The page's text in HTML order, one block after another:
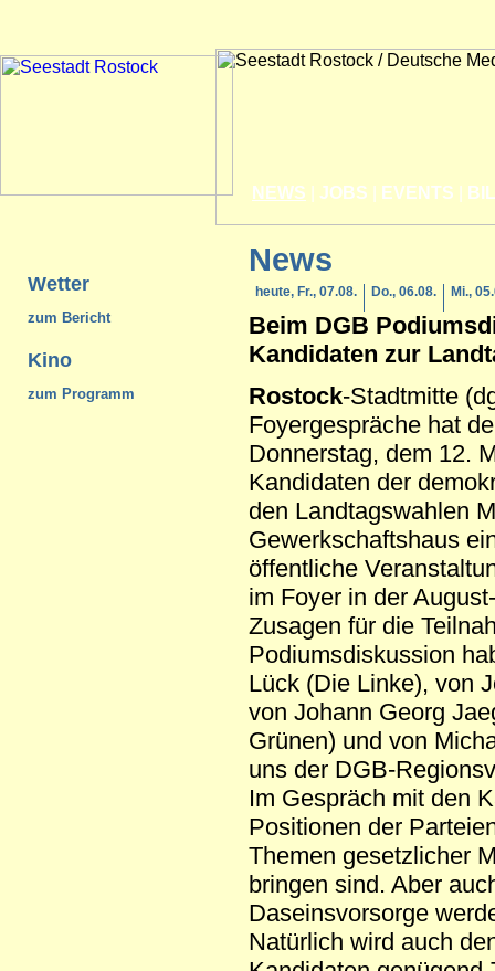
NEWS JOBS EVENTS
Wetter
zum Bericht
Kino
zum Programm
News
heute, Fr., 07.08. Do., 06.08. Mi.,
Beim DGB
Kandidaten zur
Rostock-Stadtmitte
Foyergespräche hat
Donnerstag, dem 12.
Kandidaten der
den Landtagswahlen
Gewerkschaftshaus
öffentliche
im Foyer in der
Zusagen für die
Podiumsdiskussion
Lück (Die Linke), von
von Johann Georg
Grünen) und von
uns der DGB-
Im Gespräch mit den
Positionen der
Themen gesetzlicher
bringen sind. Aber
Daseinsvorsorge
Natürlich wird auch